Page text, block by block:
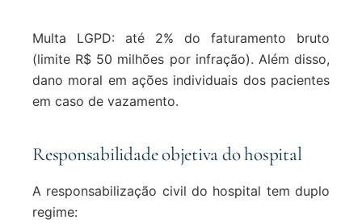
Multa LGPD: até 2% do faturamento bruto
(limite R$ 50 milhões por infração). Além disso,
dano moral em ações individuais dos pacientes
em caso de vazamento.
Responsabilidade objetiva do hospital
A responsabilização civil do hospital tem duplo
regime: